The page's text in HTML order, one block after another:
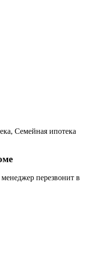
Семейная ипотека
перезвонит в